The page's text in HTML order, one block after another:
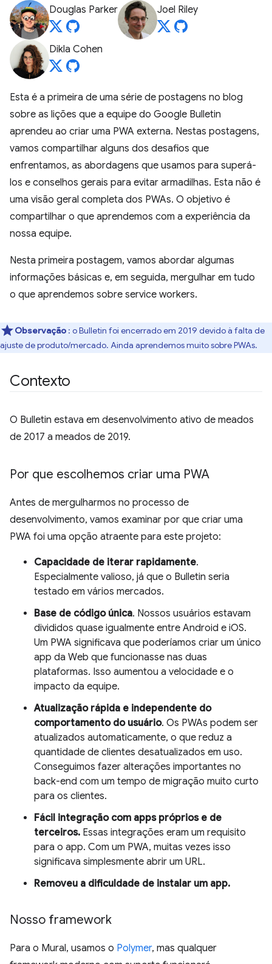
Douglas Parker Joel Riley
Dikla Cohen
Esta é a primeira de uma série de postagens no blog
sobre as lições que a equipe do Google Bulletin
aprendeu ao criar uma PWA externa. Nestas postagens,
vamos compartilhar alguns dos desafios que
enfrentamos, as abordagens que usamos para superá-
los e conselhos gerais para evitar armadilhas. Esta não é
uma visão geral completa dos PWAs. O objetivo é
compartilhar o que aprendemos com a experiência da
nossa equipe.
Nesta primeira postagem, vamos abordar algumas
informações básicas e, em seguida, mergulhar em tudo
o que aprendemos sobre service workers.
Observação : o Bulletin foi encerrado em 2019 devido à falta de
ajuste de produto/mercado. Ainda aprendemos muito sobre PWAs.
Contexto
O Bulletin estava em desenvolvimento ativo de meados
de 2017 a meados de 2019.
Por que escolhemos criar uma PWA
Antes de mergulharmos no processo de
desenvolvimento, vamos examinar por que criar uma
PWA foi uma opção atraente para este projeto:
Capacidade de iterar rapidamente.
Especialmente valioso, já que o Bulletin seria
testado em vários mercados.
Base de código única. Nossos usuários estavam
divididos quase igualmente entre Android e iOS.
Um PWA significava que poderíamos criar um único
app da Web que funcionasse nas duas
plataformas. Isso aumentou a velocidade e o
impacto da equipe.
Atualização rápida e independente do
comportamento do usuário. Os PWAs podem ser
atualizados automaticamente, o que reduz a
quantidade de clientes desatualizados em uso.
Conseguimos fazer alterações importantes no
back-end com um tempo de migração muito curto
para os clientes.
Fácil integração com apps próprios e de
terceiros. Essas integrações eram um requisito
para o app. Com um PWA, muitas vezes isso
significava simplesmente abrir um URL.
Removeu a dificuldade de instalar um app.
Nosso framework
Para o Mural, usamos o Polymer, mas qualquer